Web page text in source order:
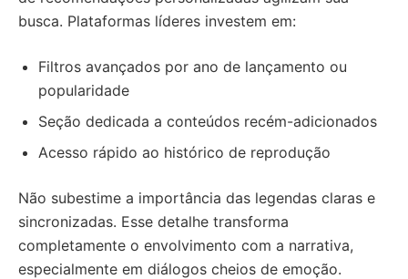
busca. Plataformas líderes investem em:
Filtros avançados por ano de lançamento ou
popularidade
Seção dedicada a conteúdos recém-adicionados
Acesso rápido ao histórico de reprodução
Não subestime a importância das legendas claras e
sincronizadas. Esse detalhe transforma
completamente o envolvimento com a narrativa,
especialmente em diálogos cheios de emoção.